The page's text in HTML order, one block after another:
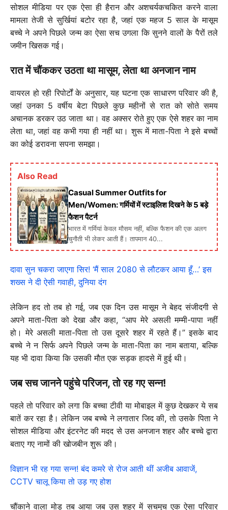
सोशल मीडिया पर एक ऐसा ही हैरान और अशचर्यकचकित करने वाला
मामला तेजी से सुर्खियां बटोर रहा है, जहां एक महज 5 साल के मासूम
बच्चे ने अपने पिछले जन्म का ऐसा सच उगला कि सुनने वालों के पैरों तले
जमीन खिसक गई।
रात में चौंककर उठता था मासूम, लेता था अनजान नाम
वायरल हो रही रिपोर्टों के अनुसार, यह घटना एक साधारण परिवार की है,
जहां उनका 5 वर्षीय बेटा पिछले कुछ महीनों से रात को सोते समय
अचानक डरकर उठ जाता था। वह अक्सर रोते हुए एक ऐसे शहर का नाम
लेता था, जहां वह कभी गया ही नहीं था। शुरू में माता-पिता ने इसे बच्चों
का कोई डरावना सपना समझा।
Also Read
Casual Summer Outfits for
Men/Women: गर्मियों में स्टाइलिश दिखने के 5 बड़े
फैशन पैटर्न
भारत में गर्मियां केवल मौसम नहीं, बल्कि फैशन की एक अलग
चुनौती भी लेकर आती हैं। तापमान 40...
दावा सुन चकरा जाएगा सिर! ‘मैं साल 2080 से लौटकर आया हूँ…’ इस
शख्स ने दी ऐसी गवाही, दुनिया दंग
लेकिन हद तो तब हो गई, जब एक दिन उस मासूम ने बेहद संजीदगी से
अपने माता-पिता को देखा और कहा, “आप मेरे असली मम्मी-पापा नहीं
हो। मेरे असली माता-पिता तो उस दूसरे शहर में रहते हैं।” इसके बाद
बच्चे ने न सिर्फ अपने पिछले जन्म के माता-पिता का नाम बताया, बल्कि
यह भी दावा किया कि उसकी मौत एक सड़क हादसे में हुई थी।
जब सच जानने पहुंचे परिजन, तो रह गए सन्न!
पहले तो परिवार को लगा कि बच्चा टीवी या मोबाइल में कुछ देखकर ये सब
बातें कर रहा है। लेकिन जब बच्चे ने लगातार जिद की, तो उसके पिता ने
सोशल मीडिया और इंटरनेट की मदद से उस अनजान शहर और बच्चे द्वारा
बताए गए नामों की खोजबीन शुरू की।
विज्ञान भी रह गया सन्न! बंद कमरे से रोज आती थीं अजीब आवाजें,
CCTV चालू किया तो उड़ गए होश
चौंकाने वाला मोड़ तब आया जब उस शहर में सचमुच एक ऐसा परिवार